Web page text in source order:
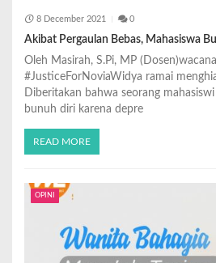
8 December 2021 0
Akibat Pergaulan Bebas, Mahasiswa
Oleh Masirah, S.Pi, MP
#JusticeForNoviaWidya ramai
Diberitakan bahwa seorang
bunuh diri karena depre
READ MORE
OPINI